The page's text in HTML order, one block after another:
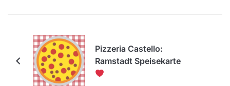
Pizzeria Castello:
Ramstadt Speisekarte